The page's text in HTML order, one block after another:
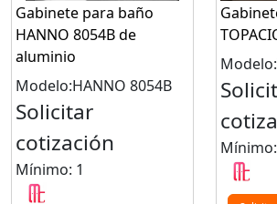
Gabinete para baño
HANNO 8054B de
aluminio
Modelo:HANNO 8054B
Solicitar
cotización
Mínimo: 1